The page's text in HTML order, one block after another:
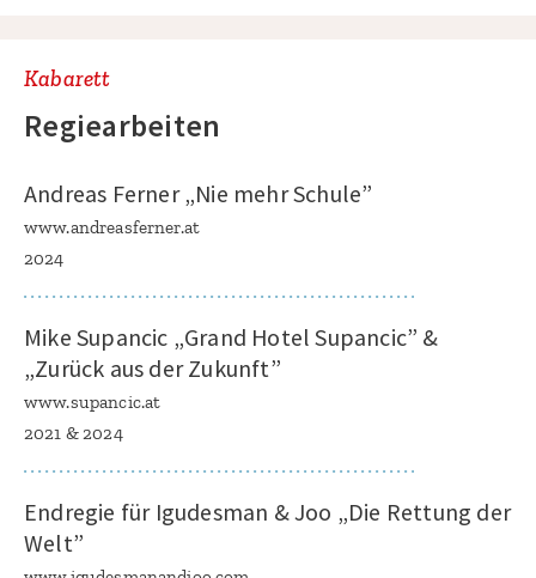
Kabarett
Regiearbeiten
Andreas Ferner „Nie mehr Schule”
www.andreasferner.at
2024
Mike Supancic „Grand Hotel Supancic” &
„Zurück aus der Zukunft”
www.supancic.at
2021 & 2024
Endregie für Igudesman & Joo „Die Rettung der
Welt”